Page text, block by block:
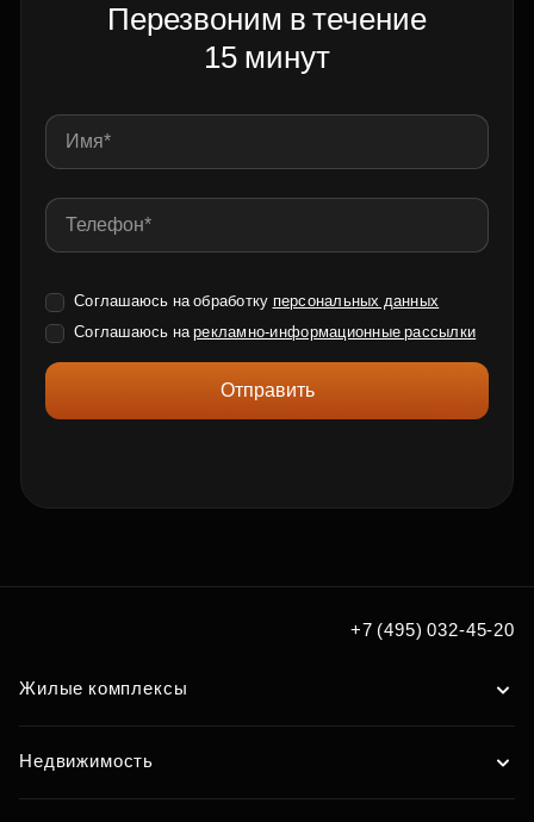
Перезвоним в течение
15 минут
Соглашаюсь на обработку персональных данных
Соглашаюсь нарекламно-информационные рассылки
Отправить
+7 (495) 032-45-20
Жилые комплексы
Недвижимость